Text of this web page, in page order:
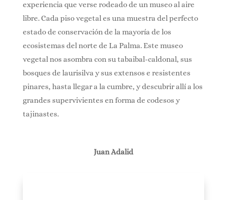
experiencia que verse rodeado de un museo al aire
libre. Cada piso vegetal es una muestra del perfecto
estado de conservación de la mayoría de los
ecosistemas del norte de La Palma. Este museo
vegetal nos asombra con su tabaibal-caldonal, sus
bosques de laurisilva y sus extensos e resistentes
pinares, hasta llegar a la cumbre, y descubrir allí a los
grandes supervivientes en forma de codesos y
tajinastes.
Juan Adalid